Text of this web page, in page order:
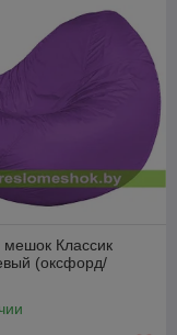
мешок Классик
(оксфорд/